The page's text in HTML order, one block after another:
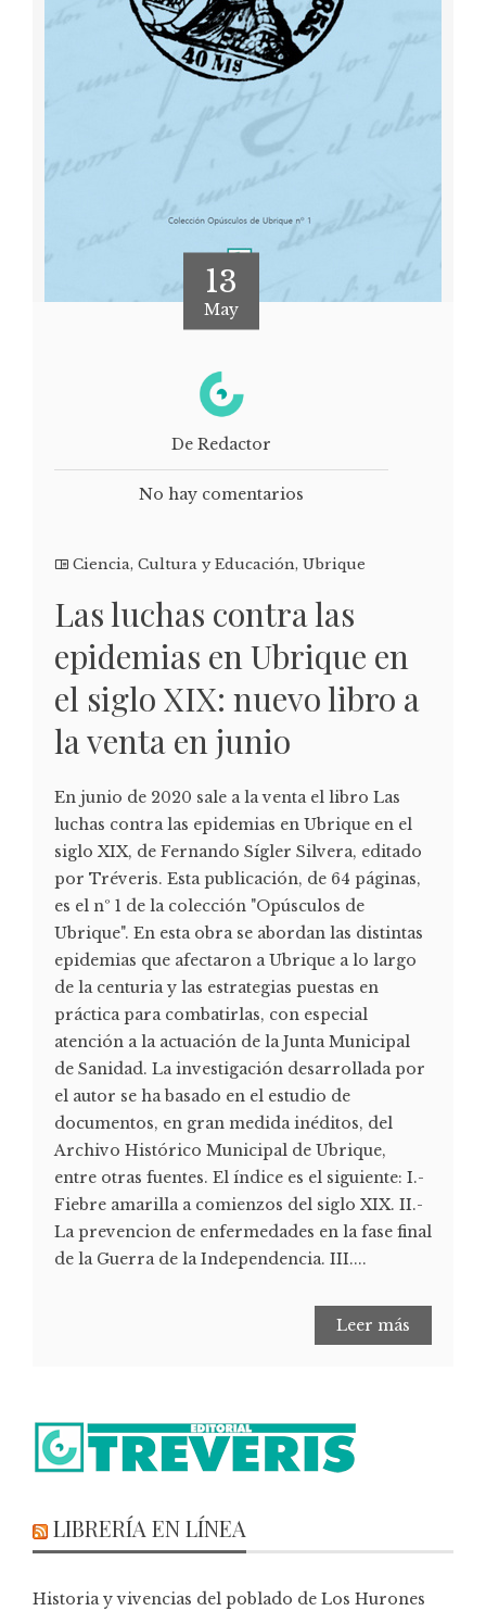
13
May
De Redactor
No hay comentarios
Ciencia, Cultura y Educación, Ubrique
Las luchas contra las
epidemias en Ubrique en
el siglo XIX: nuevo libro a
la venta en junio
En junio de 2020 sale a la venta el libro Las
luchas contra las epidemias en Ubrique en el
siglo XIX, de Fernando Sígler Silvera, editado
por Tréveris. Esta publicación, de 64 páginas,
es el nº 1 de la colección "Opúsculos de
Ubrique". En esta obra se abordan las distintas
epidemias que afectaron a Ubrique a lo largo
de la centuria y las estrategias puestas en
práctica para combatirlas, con especial
atención a la actuación de la Junta Municipal
de Sanidad. La investigación desarrollada por
el autor se ha basado en el estudio de
documentos, en gran medida inéditos, del
Archivo Histórico Municipal de Ubrique,
entre otras fuentes. El índice es el siguiente: I.-
Fiebre amarilla a comienzos del siglo XIX. II.-
La prevencion de enfermedades en la fase final
de la Guerra de la Independencia. III....
Leer más
LIBRERÍA EN LÍNEA
Historia y vivencias del poblado de Los Hurones